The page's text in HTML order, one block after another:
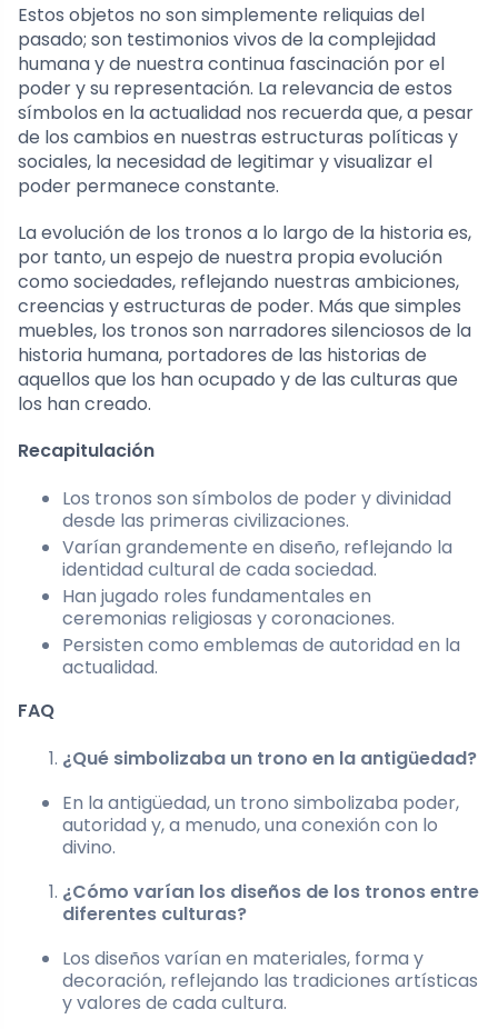
Estos objetos no son simplemente reliquias del
pasado; son testimonios vivos de la complejidad
humana y de nuestra continua fascinación por el
poder y su representación. La relevancia de estos
símbolos en la actualidad nos recuerda que, a pesar
de los cambios en nuestras estructuras políticas y
sociales, la necesidad de legitimar y visualizar el
poder permanece constante.
La evolución de los tronos a lo largo de la historia es,
por tanto, un espejo de nuestra propia evolución
como sociedades, reflejando nuestras ambiciones,
creencias y estructuras de poder. Más que simples
muebles, los tronos son narradores silenciosos de la
historia humana, portadores de las historias de
aquellos que los han ocupado y de las culturas que
los han creado.
Recapitulación
Los tronos son símbolos de poder y divinidad
desde las primeras civilizaciones.
Varían grandemente en diseño, reflejando la
identidad cultural de cada sociedad.
Han jugado roles fundamentales en
ceremonias religiosas y coronaciones.
Persisten como emblemas de autoridad en la
actualidad.
FAQ
¿Qué simbolizaba un trono en la antigüedad?
En la antigüedad, un trono simbolizaba poder,
autoridad y, a menudo, una conexión con lo
divino.
¿Cómo varían los diseños de los tronos entre
diferentes culturas?
Los diseños varían en materiales, forma y
decoración, reflejando las tradiciones artísticas
y valores de cada cultura.